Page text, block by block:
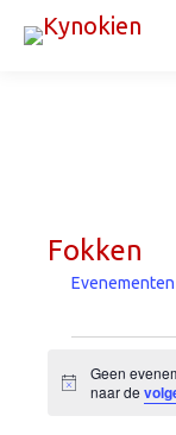
Fokken
Evenementen
Bericht
Geen
naar de